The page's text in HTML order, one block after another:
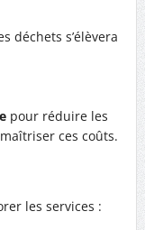
déchets s’élèvera
pour réduire les
ces coûts.
les services :